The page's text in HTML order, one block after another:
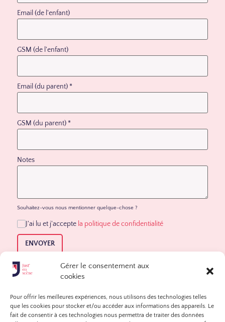
Gérer le consentement aux
cookies
Pour offrir les meilleures expériences, nous utilisons des technologies telles
que les cookies pour stocker et/ou accéder aux informations des appareils. Le
fait de consentir à ces technologies nous permettra de traiter des données
Email (de l'enfant)
GSM (de l'enfant)
Email (du parent) *
GSM (du parent) *
Notes
Souhaitez-vous nous mentionner quelque-chose ?
J'ai lu et j'accepte la politique de confidentialité
ENVOYER
Contactez -moi
Just'en scène